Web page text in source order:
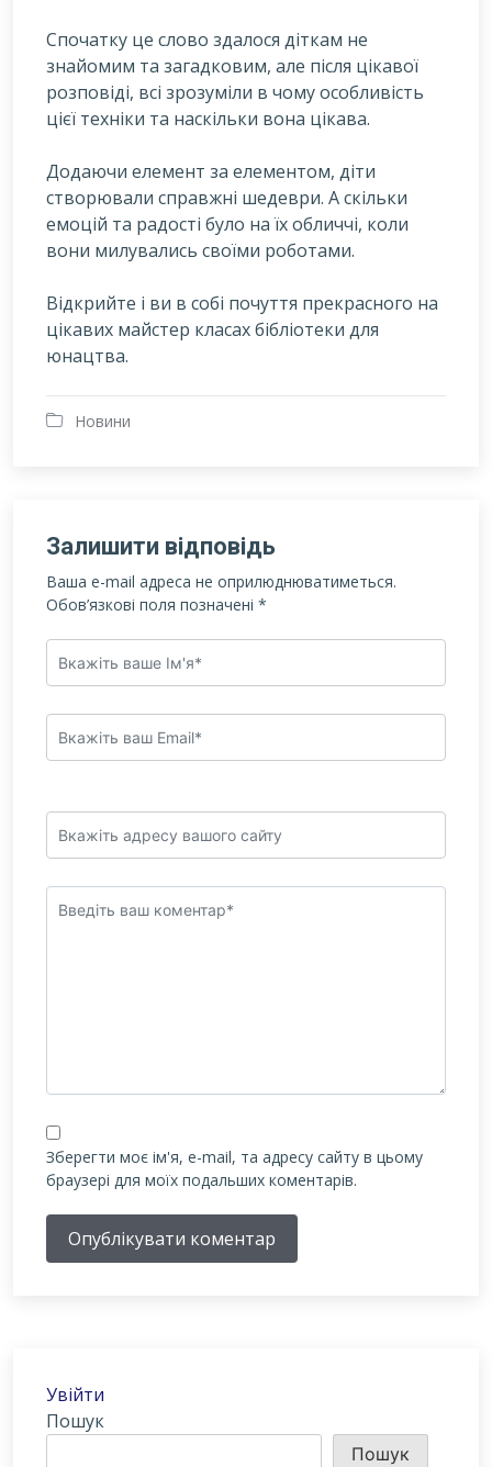
Спочатку це слово здалося діткам не
знайомим та загадковим, але після цікавої
розповіді, всі зрозуміли в чому особливість
цієї техніки та наскільки вона цікава.
Додаючи елемент за елементом, діти
створювали справжні шедеври. А скільки
емоцій та радості було на їх обличчі, коли
вони милувались своїми роботами.
Відкрийте і ви в собі почуття прекрасного на
цікавих майстер класах бібліотеки для
юнацтва.
Новини
Залишити відповідь
Ваша e-mail адреса не оприлюднюватиметься.
Обов’язкові поля позначені *
Зберегти моє ім'я, e-mail, та адресу сайту в цьому
браузері для моїх подальших коментарів.
Опублікувати коментар
Увійти
Пошук
Пошук